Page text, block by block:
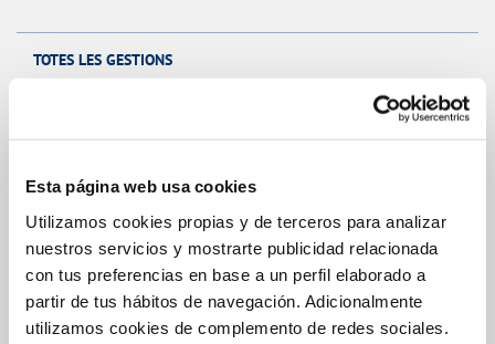
Esta página web usa cookies
Utilizamos cookies propias y de terceros para analizar
nuestros servicios y mostrarte publicidad relacionada
con tus preferencias en base a un perfil elaborado a
partir de tus hábitos de navegación. Adicionalmente
utilizamos cookies de complemento de redes sociales.
TOTES LES GESTIONS
FACTURES I PREUS
ATENCIÓ AL CLIENT
COMPROMÍS DE SERVEI